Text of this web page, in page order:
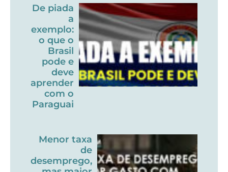
De piada
a
exemplo:
o que o
Brasil
pode e
deve
aprender
com o
Paraguai
Menor taxa
de
desemprego,